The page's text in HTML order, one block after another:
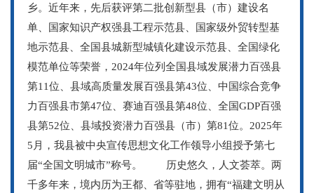
乡。近年来，先后获评第二批创新型县（市）建设名
单、国家知识产权强县工程示范县、国家级外贸转型基
地示范县、全国县城新型城镇化建设示范县、全国绿化
模范单位等荣誉，2024年位列全国县域发展潜力百强县
第11位、县域高质量发展百强县第43位、中国综合竞争
力百强县市第47位、赛迪百强县第48位、全国GDP百强
县第52位、县域投资潜力百强县（市）第81位。2025年
5月，我县被中央宣传思想文化工作领导小组授予第七
届“全国文明城市”称号。 历史悠久，人文荟萃。两
千多年来，境内历为王都、省等驻地，拥有“福建文明从